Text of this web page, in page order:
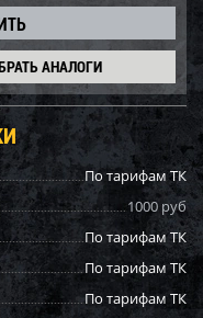
АНАЛОГИ
По тарифам ТК
1000 руб
По тарифам ТК
По тарифам ТК
По тарифам ТК